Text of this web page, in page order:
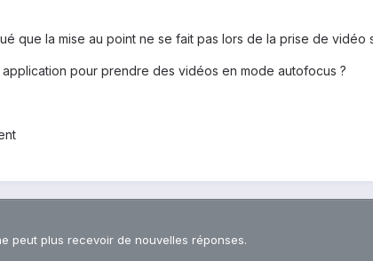
que la mise au point ne se fait pas lors de la prise de vidéo
pour prendre des vidéos en mode autofocus ?
peut plus recevoir de nouvelles réponses.